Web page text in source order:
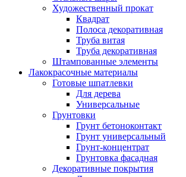
Художественный прокат
Квадрат
Полоса декоративная
Труба витая
Труба декоративная
Штампованные элементы
Лакокрасочные материалы
Готовые шпатлевки
Для дерева
Универсальные
Грунтовки
Грунт бетоноконтакт
Грунт универсальный
Грунт-концентрат
Грунтовка фасадная
Декоративные покрытия